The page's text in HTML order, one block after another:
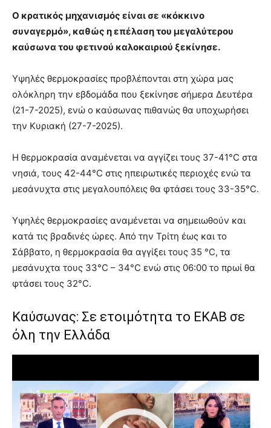
Ο κρατικός μηχανισμός είναι σε «κόκκινο
συναγερμό», καθώς η επέλαση του μεγαλύτερου
καύσωνα του φετινού καλοκαιριού ξεκίνησε.
Υψηλές θερμοκρασίες προβλέπονται στη χώρα μας
ολόκληρη την εβδομάδα που ξεκίνησε σήμερα Δευτέρα
(21-7-2025), ενώ ο καύσωνας πιθανώς θα υποχωρήσει
την Κυριακή (27-7-2025).
Η θερμοκρασία αναμένεται να αγγίζει τους 37-41°C στα
νησιά, τους 42-44°C στις ηπειρωτικές περιοχές ενώ τα
μεσάνυχτα στις μεγαλουπόλεις θα φτάσει τους 33-35°C.
Υψηλές θερμοκρασίες αναμένεται να σημειωθούν και
κατά τις βραδινές ώρες. Από την Τρίτη έως και το
Σάββατο, η θερμοκρασία θα αγγίξει τους 35 °C, τα
μεσάνυχτα τους 33°C – 34°C ενώ στις 06:00 το πρωί θα
φτάσει τους 32°C.
Καύσωνας: Σε ετοιμότητα το ΕΚΑΒ σε
όλη την Ελλάδα